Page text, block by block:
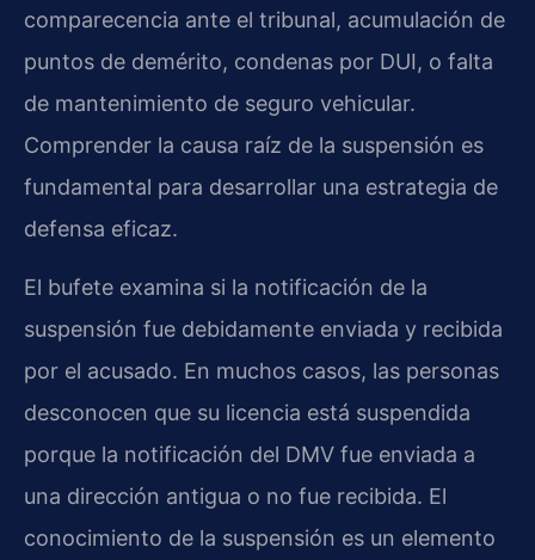
comparecencia ante el tribunal, acumulación de
puntos de demérito, condenas por DUI, o falta
de mantenimiento de seguro vehicular.
Comprender la causa raíz de la suspensión es
fundamental para desarrollar una estrategia de
defensa eficaz.
El bufete examina si la notificación de la
suspensión fue debidamente enviada y recibida
por el acusado. En muchos casos, las personas
desconocen que su licencia está suspendida
porque la notificación del DMV fue enviada a
una dirección antigua o no fue recibida. El
conocimiento de la suspensión es un elemento